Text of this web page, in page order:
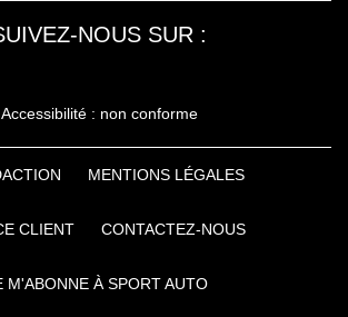
NOUS SUR :
Accessibilité : non conforme
MENTIONS LÉGALES
CLIENT CONTACTEZ-NOUS
M'ABONNE À SPORT AUTO